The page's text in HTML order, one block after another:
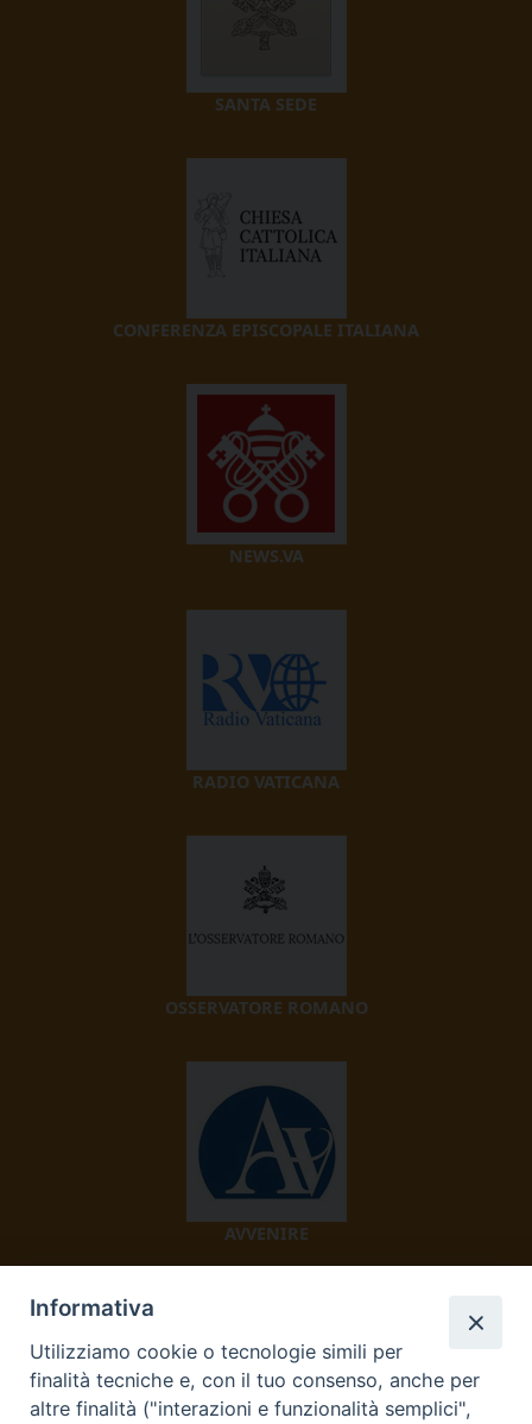
SANTA SEDE
CONFERENZA EPISCOPALE ITALIANA
NEWS.VA
RADIO VATICANA
OSSERVATORE ROMANO
AVVENIRE
Informativa
Utilizziamo cookie o tecnologie simili per
finalità tecniche e, con il tuo consenso, anche per
altre finalità ("interazioni e funzionalità semplici",